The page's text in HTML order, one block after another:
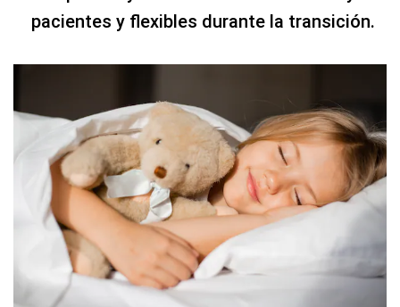
pacientes y flexibles durante la transición.